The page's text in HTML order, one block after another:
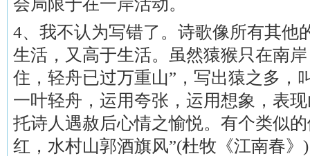
会局限于在一岸活动。
4、我不认为写错了。诗歌像所有其他
生活，又高于生活。虽然猿猴只在南
住，轻舟已过万重山”，写出猿之多，
一叶轻舟，运用夸张，运用想象，表
托诗人遇赦后心情之愉悦。有个类似
红，水村山郭酒旗风”(杜牧《江南春》